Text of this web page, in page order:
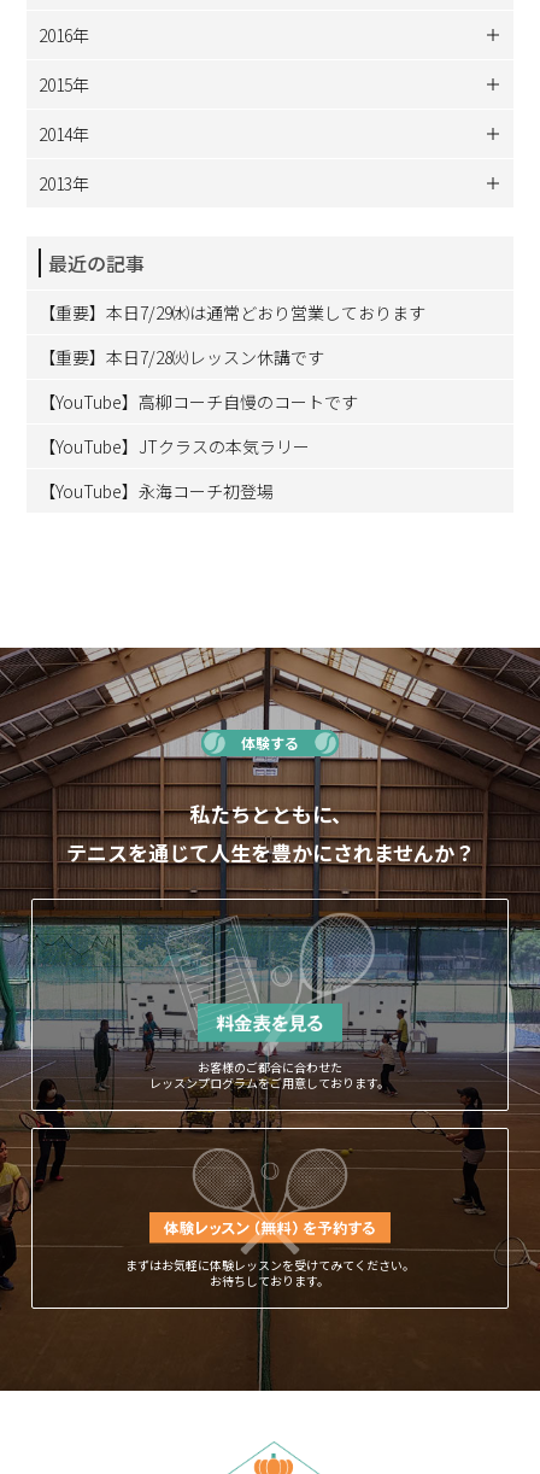
2016年
2015年
2014年
2013年
最近の記事
【重要】本日7/29㈬は通常どおり営業しております
【重要】本日7/28㈫レッスン休講です
【YouTube】高柳コーチ自慢のコートです
【YouTube】JTクラスの本気ラリー
【YouTube】永海コーチ初登場
体験する
私たちとともに、
テニスを通じて人生を豊かにされませんか？
お客様のご都合に合わせた
レッスンプログラムをご用意しております。
まずはお気軽に体験レッスンを受けてみてください。
お待ちしております。